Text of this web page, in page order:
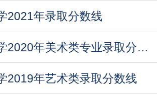
2021年录取分数线
武汉理工大学2020年美术类专业录取分数线
2019年艺术类录取分数线